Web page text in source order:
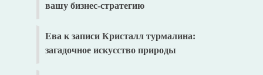
вашу бизнес-стратегию
Ева к записи Кристалл турмалина:
загадочное искусство природы